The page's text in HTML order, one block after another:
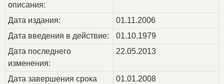
описания:
Дата издания:
01.11.2006
Дата введения в действие:
01.10.1979
Дата последнего
изменения:
22.05.2013
Дата завершения срока
01.01.2008